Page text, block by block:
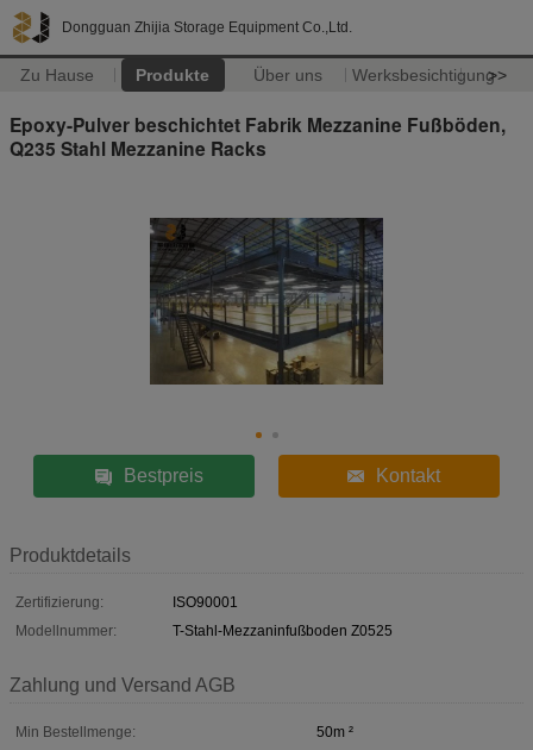
Dongguan Zhijia Storage Equipment Co.,Ltd.
Zu Hause Produkte Über uns Werksbesichtigung>>
Epoxy-Pulver beschichtet Fabrik Mezzanine Fußböden,
Q235 Stahl Mezzanine Racks
Bestpreis Kontakt
Produktdetails
Zertifizierung:
ISO90001
Modellnummer:
T-Stahl-Mezzaninfußboden Z0525
Zahlung und Versand AGB
Min Bestellmenge:
50m ²